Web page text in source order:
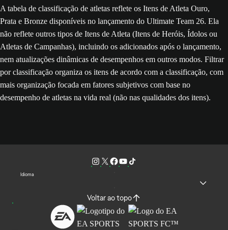
A tabela de classificação de atletas reflete os Itens de Atleta Ouro,
Prata e Bronze disponíveis no lançamento do Ultimate Team 26. Ela
não reflete outros tipos de Itens de Atleta (Itens de Heróis, Ídolos ou
Atletas de Campanhas), incluindo os adicionados após o lançamento,
nem atualizações dinâmicas de desempenhos em outros modos. Filtrar
por classificação organiza os itens de acordo com a classificação, com
mais organização focada em fatores subjetivos com base no
desempenho de atletas na vida real (não nas qualidades dos itens).
Idioma
Voltar ao topo